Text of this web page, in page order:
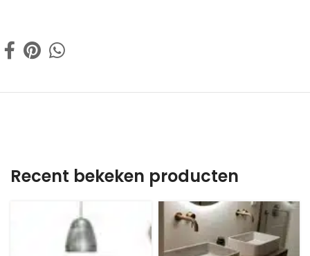
Recent bekeken producten